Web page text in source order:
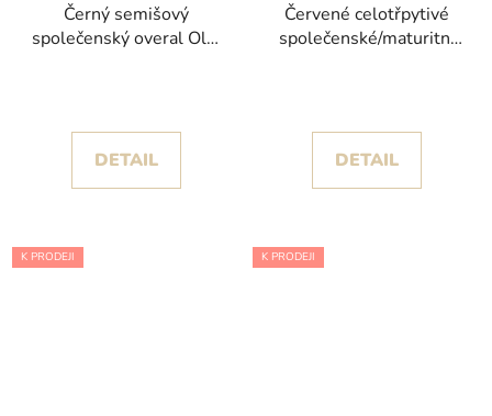
Černý semišový
společenský overal Olaf
DETAIL
Červené celotřpytivé
společenské/maturitní
DETAIL
K PRODEJI K PRODEJI